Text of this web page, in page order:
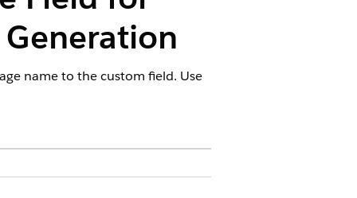
name to the custom field. Use